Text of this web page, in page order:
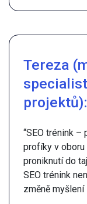
Tereza
projektů):
“SEO trénink
profíky v oboru
proniknutí do
SEO trénink
změně myšlení